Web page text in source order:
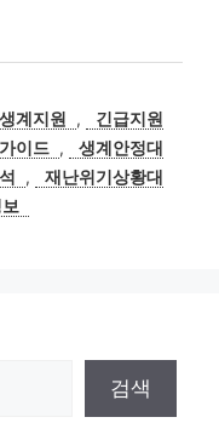
계지원 ,
긴급지원
이드 ,
생계안정대
,
재난위기상황대
검색